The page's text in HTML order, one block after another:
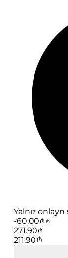
Yalnız onlayn
-60.00
271.90
211.90